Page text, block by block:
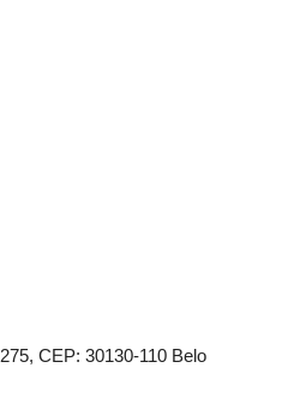
CEP: 30130-110 Belo